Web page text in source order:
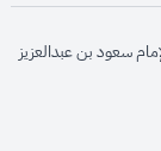
سعود بن عبدالعزيز